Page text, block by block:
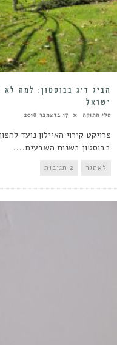
הביג דיג בבוסטון: למה
ישראל
טלי חתוקה 17 בדצמבר 2018
פרויקט קירוי האיילון נועד
בבוסטון בשנות השבעים....
לאתגר 2 תגובות